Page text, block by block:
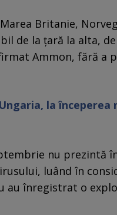
Britanie,
de la ţară la alta,
Ammon, fără a
la începerea
nu prezintă
luând în
au înregistrat o